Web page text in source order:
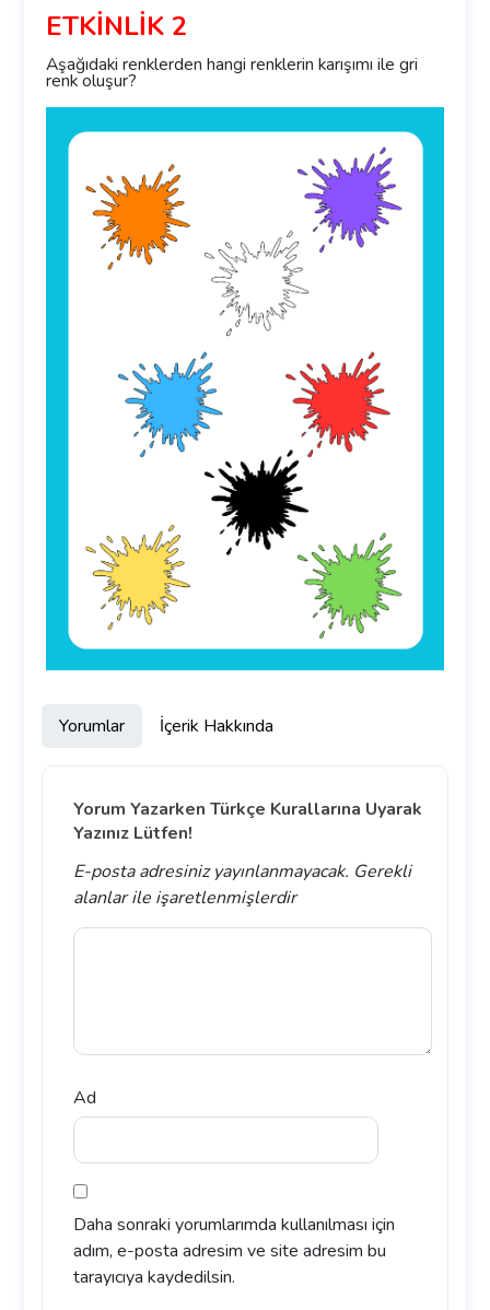
ETKİNLİK 2
Aşağıdaki renklerden hangi renklerin karışımı ile gri
renk oluşur?
Yorumlar İçerik Hakkında
Yorum Yazarken Türkçe Kurallarına Uyarak
Yazınız Lütfen!
E-posta adresiniz yayınlanmayacak. Gerekli
alanlarile işaretlenmişlerdir
Ad
Daha sonraki yorumlarımda kullanılması için
adım, e-posta adresim ve site adresim bu
tarayıcıya kaydedilsin.